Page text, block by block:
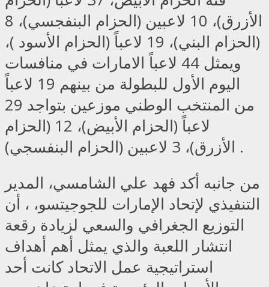
الأزرق)، 10 لاعبين (الحزام البنفجسي)، 8
(الحزام البني)، 19 لاعباً (الحزام الأسود )،
ويمثل 44 لاعباً الامارات في منافسات
اليوم الأول للبطولة من بينهم 19 لاعباً
من المنتخب الوطني موزعين بتواجد 29
لاعباً (الحزام الأبيض)، 12 (الحزام
الأزرق)، 3 لاعبين (الحزام البنفسجي) .
من جانبه أكد فهد علي الشامسي، المدير
التنفيذي لإتحاد الإمارات للجوجيتسو، ، أن
التوزيع الجغرافي والسعي لزيادة رقعة
انتشار اللعبة والذي يمثل أهم أهداف
استراتيجية عمل الاتحاد كانت أحد